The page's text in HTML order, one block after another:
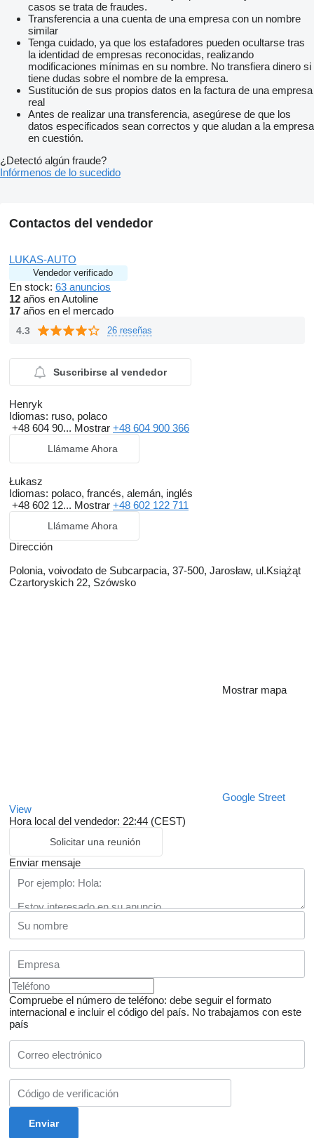
casos se trata de fraudes.
Transferencia a una cuenta de una empresa con un nombre
similar
Tenga cuidado, ya que los estafadores pueden ocultarse tras
la identidad de empresas reconocidas, realizando
modificaciones mínimas en su nombre. No transfiera dinero si
tiene dudas sobre el nombre de la empresa.
Sustitución de sus propios datos en la factura de una empresa
real
Antes de realizar una transferencia, asegúrese de que los
datos especificados sean correctos y que aludan a la empresa
en cuestión.
¿Detectó algún fraude?
Infórmenos de lo sucedido
Contactos del vendedor
LUKAS-AUTO
Vendedor verificado
En stock: 63 anuncios
12 años en Autoline
17 años en el mercado
4.3 26 reseñas
Suscribirse al vendedor
Henryk
Idiomas: ruso, polaco
+48 604 90... Mostrar +48 604 900 366
Llámame Ahora
Łukasz
Idiomas: polaco, francés, alemán, inglés
+48 602 12... Mostrar +48 602 122 711
Llámame Ahora
Dirección
Polonia, voivodato de Subcarpacia, 37-500, Jarosław, ul.Książąt
Czartoryskich 22, Szówsko
Mostrar mapa
Google Street
View
Hora local del vendedor: 22:44 (CEST)
Solicitar una reunión
Enviar mensaje
Compruebe el número de teléfono: debe seguir el formato
internacional e incluir el código del país. No trabajamos con este
país